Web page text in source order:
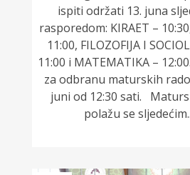
ispiti održati 13. juna
rasporedom: KIRAET –
11:00, FILOZOFIJA I
11:00 i MATEMATIKA –
za odbranu maturskih
juni od 12:30 sati.
polažu se